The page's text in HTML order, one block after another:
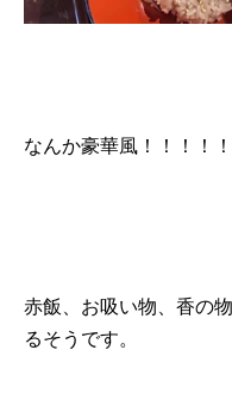
なんか豪華風！！！！！
赤飯、お吸い物、香の
るそうです。